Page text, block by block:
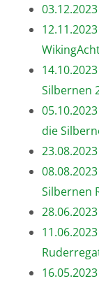
Silbernen
die
Silbernen